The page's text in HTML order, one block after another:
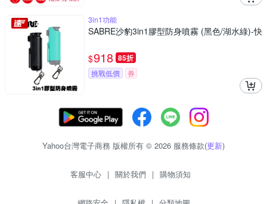
3in1功能
SABRE沙豹3in1膠型防身噴霧 (黑色/湖水綠)-快
$918 85折
挑戰低價 券
Yahoo台灣電子商務 版權所有 © 2026 服務條款(更新)
客服中心 | 關於我們 | 購物須知